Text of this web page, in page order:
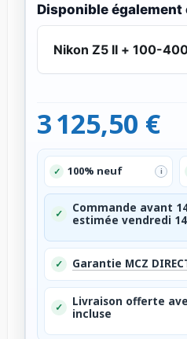
Disponible
Nikon Z5 II + 100-
3 125,50 €
✓ 100% neuf i
✓
Commande avant
estimée vendredi
✓ Garantie MCZ
✓
Livraison offerte
incluse